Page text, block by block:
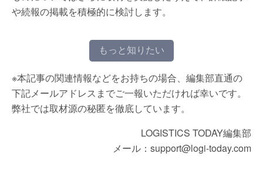
や続報の掲載を積極的に検討します。
もっと知りたい
※本記事の関連情報などをお持ちの場合、編集部直通の
下記メールアドレスまでご一報いただければ幸いです。
弊社では取材源の秘匿を徹底しています。
LOGISTICS TODAY編集部
メール：support@logi-today.com